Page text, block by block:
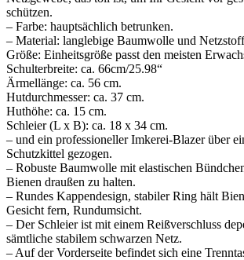
schützen.
– Farbe: hauptsächlich betrunken.
– Material: langlebige Baumwolle und
Größe: Einheitsgröße passt den meisten
Schulterbreite: ca. 66cm/25.98“
Ärmellänge: ca. 56 cm.
Hutdurchmesser: ca. 37 cm.
Huthöhe: ca. 15 cm.
Schleier (L x B): ca. 18 x 34 cm.
– und ein professioneller Imkerei-Blazer über
Schutzkittel gezogen.
– Robuste Baumwolle mit elastischen
Bienen draußen zu halten.
– Rundes Kappendesign, stabiler Ring hält
Gesicht fern, Rundumsicht.
– Der Schleier ist mit einem Reißverschluss
sämtliche stabilem schwarzen Netz.
– Auf der Vorderseite befindet sich eine